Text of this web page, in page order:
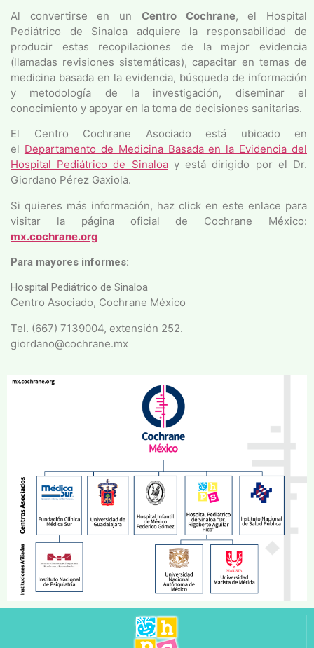
Al convertirse en un Centro Cochrane, el Hospital
Pediátrico de Sinaloa adquiere la responsabilidad de
producir estas recopilaciones de la mejor evidencia
(llamadas revisiones sistemáticas), capacitar en temas de
medicina basada en la evidencia, búsqueda de información
y metodología de la investigación, diseminar el
conocimiento y apoyar en la toma de decisiones sanitarias.
El Centro Cochrane Asociado está ubicado en
el Departamento de Medicina Basada en la Evidencia del
Hospital Pediátrico de Sinaloay está dirigido por el Dr.
Giordano Pérez Gaxiola.
Si quieres más información, haz click en este enlace para
visitar la página oficial de Cochrane México:
mx.cochrane.org
Para mayores informes:
Hospital Pediátrico de Sinaloa
Centro Asociado, Cochrane México
Tel. (667) 7139004, extensión 252.
giordano@cochrane.mx